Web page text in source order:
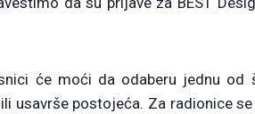
će moći da odaberu jednu od
usavrše postojeća. Za radionice